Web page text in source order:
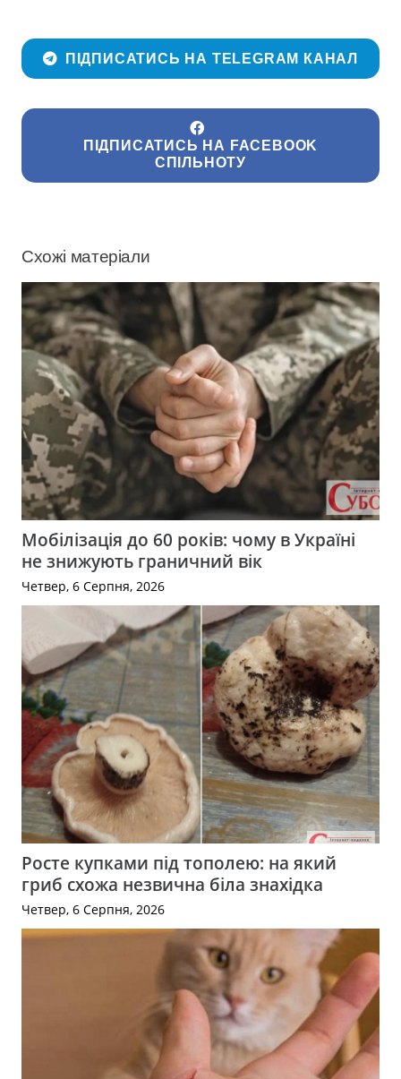
ПІДПИСАТИСЬ НА TELEGRAM КАНАЛ
ПІДПИСАТИСЬ НА FACEBOOK
СПІЛЬНОТУ
Схожі матеріали
Мобілізація до 60 років: чому в Україні
не знижують граничний вік
Четвер, 6 Серпня, 2026
Росте купками під тополею: на який
гриб схожа незвична біла знахідка
Четвер, 6 Серпня, 2026